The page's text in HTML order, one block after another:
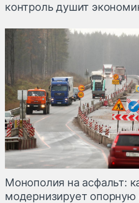
контроль душит
Монополия на асфальт:
модернизирует опорную